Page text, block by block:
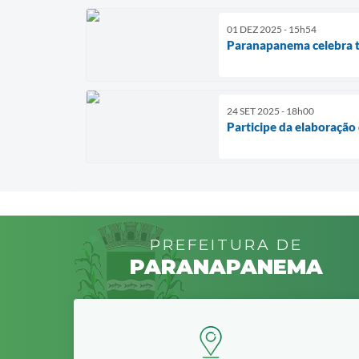
01 DEZ 2025 - 15h54
Paranapanema celebra
24 SET 2025 - 18h00
Participe da
PREFEITURA DE
PARANAPANEMA